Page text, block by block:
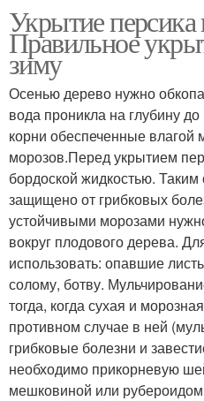
Укрытие персика
Правильное
зиму
Осенью дерево нужно
вода проникла на глубину
корни обеспеченные влагой
морозов.Перед укрытием
бордоской жидкостью.
защищено от грибковых
устойчивыми морозами
вокруг плодового дерева.
использовать: опавшие
солому, ботву.
тогда, когда сухая и
противном случае в ней
грибковые болезни и
необходимо прикорневую
мешковиной или